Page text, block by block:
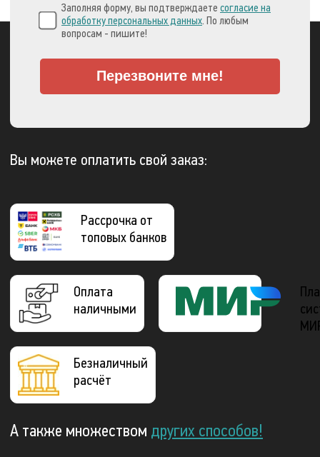
Заполняя форму, вы подтверждаете согласие на
обработку персональных данных. По любым
вопросам - пишите!
Перезвоните мне!
Вы можете оплатить свой заказ:
Рассрочка от
топовых банков
Оплата
наличными
Безналичный
расчёт
А также множеством других способов!